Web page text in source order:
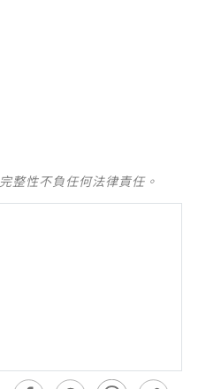
整性不負任何法律責任。